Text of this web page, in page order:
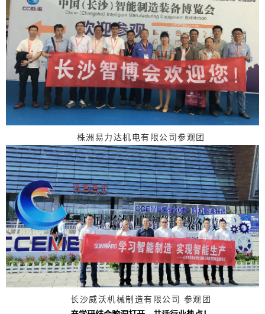
株洲易力达机电有限公司参观团
长沙威沃机械制造有限公司 参观团